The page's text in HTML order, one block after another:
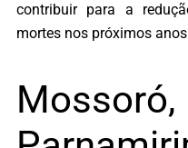
contribuir para a
mortes nos próximos